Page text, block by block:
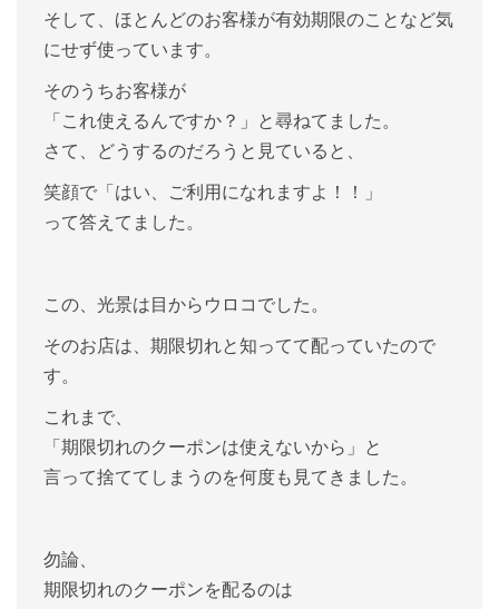
そして、ほとんどのお客様が有効期限のことなど気
にせず使っています。
そのうちお客様が
「これ使えるんですか？」と尋ねてました。
さて、どうするのだろうと見ていると、
笑顔で「はい、ご利用になれますよ！！」
って答えてました。
この、光景は目からウロコでした。
そのお店は、期限切れと知ってて配っていたので
す。
これまで、
「期限切れのクーポンは使えないから」と
言って捨ててしまうのを何度も見てきました。
勿論、
期限切れのクーポンを配るのは